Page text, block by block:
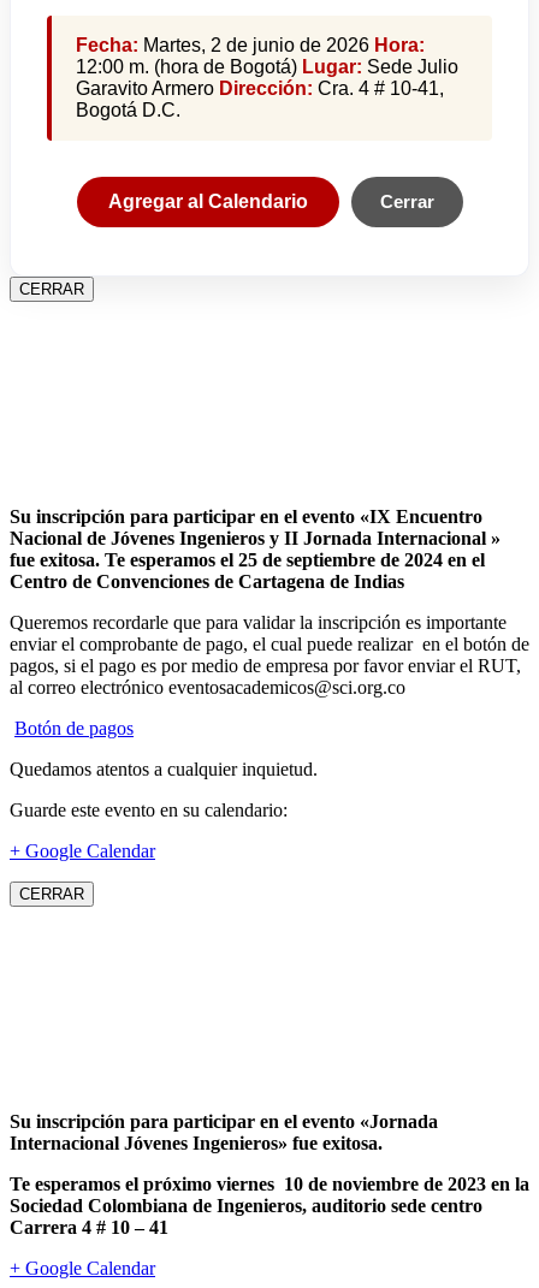
Fecha: Martes, 2 de junio de 2026 Hora:
12:00 m. (hora de Bogotá) Lugar: Sede Julio
Garavito Armero Dirección: Cra. 4 # 10-41,
Bogotá D.C.
Agregar al Calendario Cerrar
CERRAR
Su inscripción para participar en el evento «IX Encuentro
Nacional de Jóvenes Ingenieros y II Jornada Internacional »
fue exitosa. Te esperamos el 25 de septiembre de 2024 en el
Centro de Convenciones de Cartagena de Indias
Queremos recordarle que para validar la inscripción es importante
enviar el comprobante de pago, el cual puede realizar en el botón de
pagos, si el pago es por medio de empresa por favor enviar el RUT,
al correo electrónico eventosacademicos@sci.org.co
Botón de pagos
Quedamos atentos a cualquier inquietud.
Guarde este evento en su calendario:
+ Google Calendar
CERRAR
Su inscripción para participar en el evento «Jornada
Internacional Jóvenes Ingenieros» fue exitosa.
Te esperamos el próximo viernes 10 de noviembre de 2023 en la
Sociedad Colombiana de Ingenieros, auditorio sede centro
Carrera 4 # 10 – 41
+ Google Calendar